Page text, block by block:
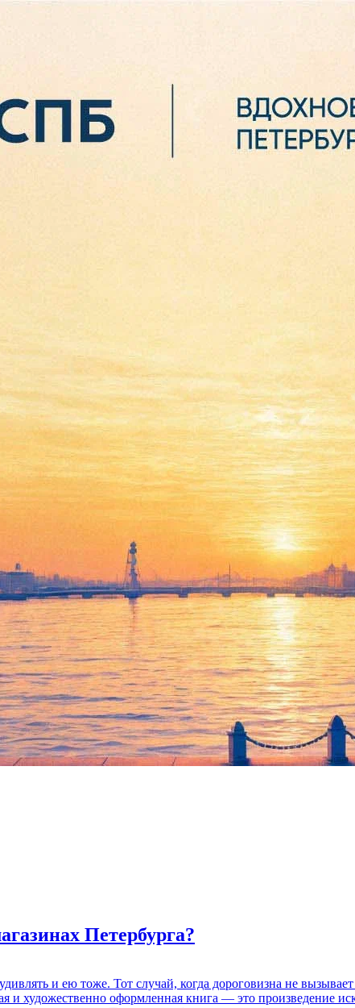
«восточные» выставки
8-го — начала 20 века и приурочена к проведению в
иранской коллекции: блюда и сосуды с изображением
19 веков, шедевры из собрания персидских миниатюр 16-
Странствия Ибн Баттуты» и рассказывает о
в себя более трехсот экспонатов, многие из
Ибн Баттута. Это обширная территория от Испании до
обихода и древние манускрипты. Выставка продлится
Петербурга
Петербурга?
и ею тоже. Тот случай, когда дороговизна не
и художественно оформленная книга — это произведение